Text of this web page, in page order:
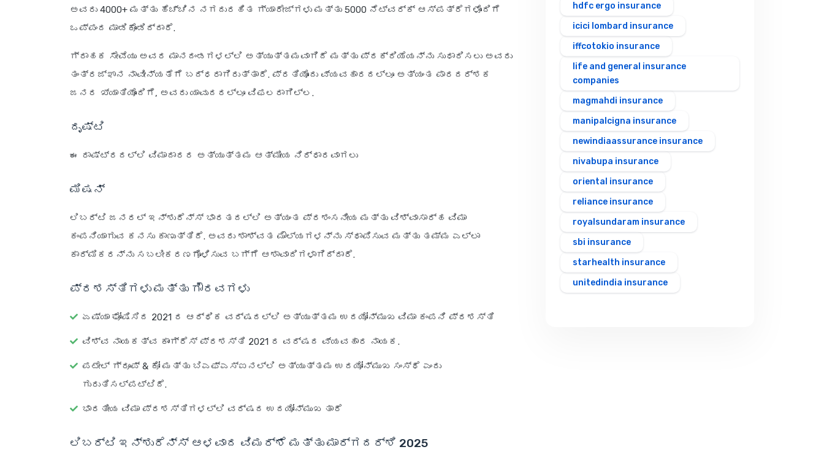
ಅವರು 4000+ ಮತ್ತು ಹೆಚ್ಚಿನ ನಗದುರಹಿತ ಗ್ಯಾರೇಜ್‌ಗಳು ಮತ್ತು 5000 ನೆಟ್‌ವರ್ಕ್ ಆಸ್ಪತ್ರೆಗಳೊಂದಿಗೆ
ಒಪ್ಪಂದ ಮಾಡಿಕೊಂಡಿದ್ದಾರೆ.
ಗ್ರಾಹಕ ಸೇವೆಯು ಅವರ ಮಾನದಂಡಗಳಲ್ಲಿ ಅತ್ಯುತ್ತಮವಾಗಿದೆ ಮತ್ತು ಪ್ರಕ್ರಿಯೆಯನ್ನು ಸುಧಾರಿಸಲು ಅವರು
ತಂತ್ರಜ್ಞಾನ ನಾವೀನ್ಯತೆಗೆ ಬದ್ಧರಾಗಿರುತ್ತಾರೆ. ಪ್ರತಿಯೊಂದು ವ್ಯವಹಾರದಲ್ಲೂ ಅತ್ಯಂತ ಪಾರದರ್ಶಕ
ಜನರ ಖ್ಯಾತಿಯೊಂದಿಗೆ, ಅವರು ಯಾವುದರಲ್ಲೂ ವಿಫಲರಾಗಿಲ್ಲ.
ದೃಷ್ಟಿ
ಈ ರಾಷ್ಟ್ರದಲ್ಲಿ ವಿಮಾದಾರರ ಅತ್ಯುತ್ತಮ ಆತ್ಮೀಯ ನಿರ್ಧಾರವಾಗಲು
ಮಿಷನ್
ಲಿಬರ್ಟಿ ಜನರಲ್ ಇನ್ಶುರೆನ್ಸ್ ಭಾರತದಲ್ಲಿ ಅತ್ಯಂತ ಪ್ರಶಂಸನೀಯ ಮತ್ತು ವಿಶ್ವಾಸಾರ್ಹ ವಿಮಾ
ಕಂಪನಿಯಾಗುವ ಕನಸು ಕಾಣುತ್ತಿದೆ. ಅವರು ಶಾಶ್ವತ ಮೌಲ್ಯಗಳನ್ನು ಸ್ಥಾಪಿಸುವ ಮತ್ತು ತಮ್ಮ ಎಲ್ಲಾ
ಕಾರ್ಮಿಕರನ್ನು ಸಬಲೀಕರಣಗೊಳಿಸುವ ಬಗ್ಗೆ ಆಶಾವಾದಿಗಳಾಗಿದ್ದಾರೆ.
ಪ್ರಶಸ್ತಿಗಳು ಮತ್ತು ಗೌರವಗಳು
ಏಷ್ಯಾ ಘೋಷಿಸಿದ 2021 ರ ಆರ್ಥಿಕ ವರ್ಷದಲ್ಲಿ ಅತ್ಯುತ್ತಮ ಉದಯೋನ್ಮುಖ ವಿಮಾ ಕಂಪನಿ ಪ್ರಶಸ್ತಿ
ವಿಶ್ವ ನಾಯಕತ್ವ ಕಾಂಗ್ರೆಸ್ ಪ್ರಶಸ್ತಿ 2021 ರ ವರ್ಷದ ವ್ಯವಹಾರ ನಾಯಕ.
ಪಟೇಲ್ ಗ್ರೂಪ್ & ಕೋ ಮತ್ತು ಬಿಎಫ್‌ಎಸ್‌ಐನಲ್ಲಿ ಅತ್ಯುತ್ತಮ ಉದಯೋನ್ಮುಖ ಸಂಸ್ಥೆ ಎಂದು
ಗುರುತಿಸಲ್ಪಟ್ಟಿದೆ.
ಭಾರತೀಯ ವಿಮಾ ಪ್ರಶಸ್ತಿಗಳಲ್ಲಿ ವರ್ಷದ ಉದಯೋನ್ಮುಖ ತಾರೆ
ಲಿಬರ್ಟಿ ಇನ್ಶುರೆನ್ಸ್ ಆಳವಾದ ವಿಮರ್ಶೆ ಮತ್ತು ಮಾರ್ಗದರ್ಶಿ 2025
hdfc ergo insurance
icici lombard insurance
iffcotokio insurance
life and general insurance
companies
magmahdi insurance
manipalcigna insurance
newindiaassurance insurance
nivabupa insurance
oriental insurance
reliance insurance
royalsundaram insurance
sbi insurance
starhealth insurance
unitedindia insurance